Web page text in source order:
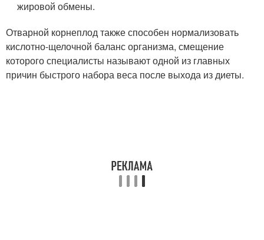
жировой обмены.
Отварной корнеплод также способен нормализовать
кислотно-щелочной баланс организма, смещение
которого специалисты называют одной из главных
причин быстрого набора веса после выхода из диеты.